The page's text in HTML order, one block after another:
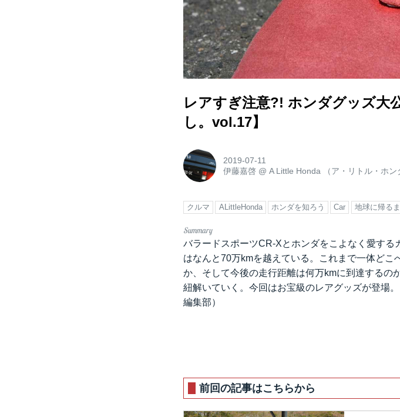
レアすぎ注意?! ホンダグッズ大
し。vol.17】
2019-07-11
伊藤嘉啓 @A Little Honda （ア・リトル・ホン
クルマ ALittleHonda ホンダを知ろう Car 地球に帰る
バラードスポーツCR-Xとホンダをこよなく愛す
はなんと70万kmを越えている。これまで一体ど
か、そして今後の走行距離は何万kmに到達する
紐解いていく。今回はお宝級のレアグッズが登場
編集部）
前回の記事はこちらから